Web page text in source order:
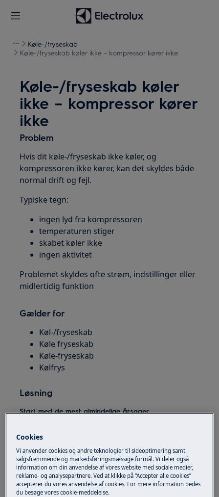
Køle-/fryseskab
Køle-/fryseskab køler ikke – kompressor kører ikke
Køle-/fryseskab køler
ikke – kompressor kører
ikke
Problem
Hvis dit køle-/fryseskab ikke køler, og
kompressoren ikke kører, kan det skyldes både
normal drift og fejl.
Typiske tegn:
ingen lyd fra kompressoren
temperaturen stiger
skabet køler ikke
ingen aktivitet
Problemet skyldes ofte strøm, indstillinger eller
midlertidig funktion
Gælder for
Køl-/fryseskab
Køle fryseskab
Køle-fryseskab
Kølfrys
Løsning
Start med de mest almindelige årsager
Hvis skabet er tændt, men kompressoren er
stille:
Produktet kan være iautomatisk
afrimning
Cookies
Vi anvender cookies og andre teknologier til sideoptimering samt
salgsfremmende og markedsføringsmæssige formål. Vi deler også
information om din anvendelse af vores website med sociale medier,
reklame- og analysepartnere. Ved at klikke på “Accepter alle cookies”
accepterer du vores anvendelse af cookies. For mere information bedes
du besøge vores cookie-meddelelse.